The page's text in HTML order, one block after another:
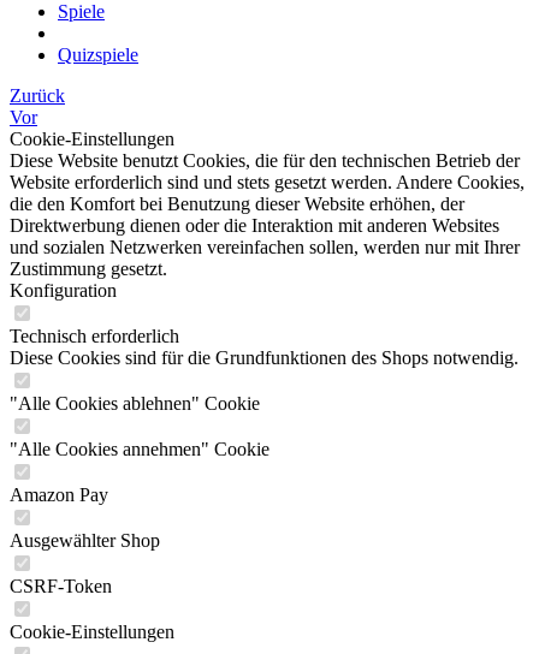
Spiele
Quizspiele
Zurück
Vor
Cookie-Einstellungen
Diese Website benutzt Cookies, die für den technischen Betrieb der
Website erforderlich sind und stets gesetzt werden. Andere Cookies,
die den Komfort bei Benutzung dieser Website erhöhen, der
Direktwerbung dienen oder die Interaktion mit anderen Websites
und sozialen Netzwerken vereinfachen sollen, werden nur mit Ihrer
Zustimmung gesetzt.
Konfiguration
Technisch erforderlich
Diese Cookies sind für die Grundfunktionen des Shops notwendig.
"Alle Cookies ablehnen" Cookie
"Alle Cookies annehmen" Cookie
Amazon Pay
Ausgewählter Shop
CSRF-Token
Cookie-Einstellungen